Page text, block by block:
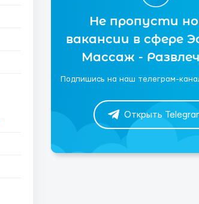
Не пропусти
вакансии в сфере
Массаж -
Подпишись на наш телеграм-
Открыть